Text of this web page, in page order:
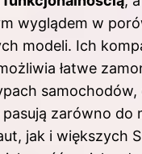
wyglądem w
modeli. Ich
łatwe
samochodów,
zarówno do
jak i większych